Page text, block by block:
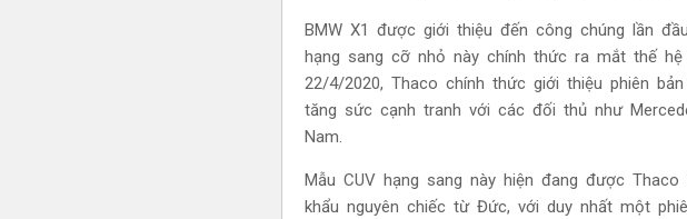
BMW X1 được giới thiệu đến công chúng lần
hạng sang cỡ nhỏ này chính thức ra mắt thế
22/4/2020, Thaco chính thức giới thiệu phiên
tăng sức cạnh tranh với các đối thủ như
Nam.
Mẫu CUV hạng sang này hiện đang được
khẩu nguyên chiếc từ Đức, với duy nhất một